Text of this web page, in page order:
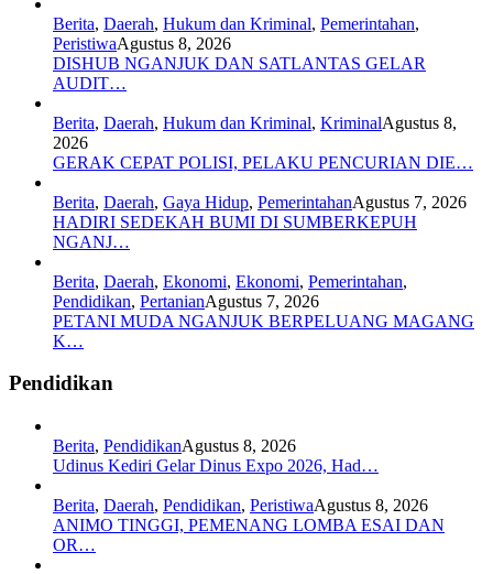
Berita, Daerah, Hukum dan Kriminal, Pemerintahan,
PeristiwaAgustus 8, 2026
DISHUB NGANJUK DAN SATLANTAS GELAR
AUDIT…
Berita, Daerah, Hukum dan Kriminal, KriminalAgustus 8,
2026
GERAK CEPAT POLISI, PELAKU PENCURIAN DIE…
Berita, Daerah, Gaya Hidup, PemerintahanAgustus 7, 2026
HADIRI SEDEKAH BUMI DI SUMBERKEPUH
NGANJ…
Berita, Daerah, Ekonomi, Ekonomi, Pemerintahan,
Pendidikan, PertanianAgustus 7, 2026
PETANI MUDA NGANJUK BERPELUANG MAGANG
K…
Pendidikan
Berita, PendidikanAgustus 8, 2026
Udinus Kediri Gelar Dinus Expo 2026, Had…
Berita, Daerah, Pendidikan, PeristiwaAgustus 8, 2026
ANIMO TINGGI, PEMENANG LOMBA ESAI DAN
OR…